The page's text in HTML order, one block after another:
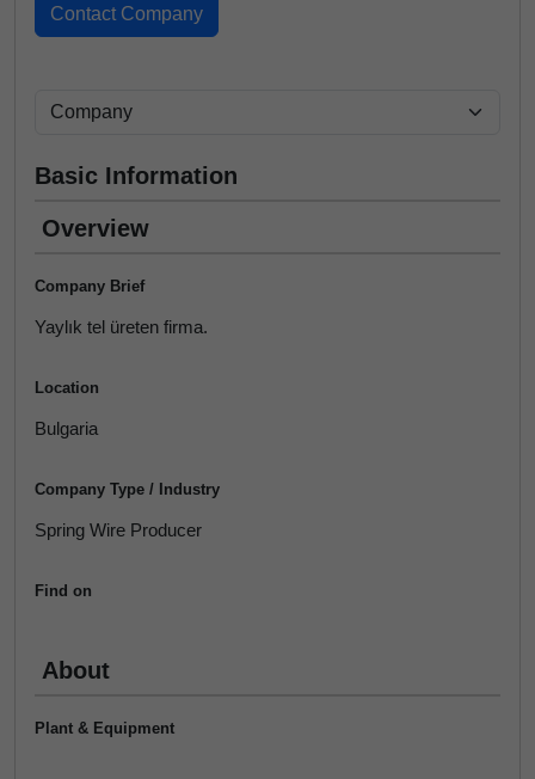
Basic Information
Overview
Company Brief
Yaylık tel üreten firma.
Location
Bulgaria
Company Type / Industry
Spring Wire Producer
Find on
About
Plant & Equipment